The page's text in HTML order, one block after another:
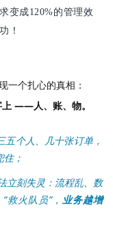
变成120%的管理效
！
一个扎心的真相：
——人、账、物。
五个人、几十张订单，
；
立刻失灵：流程乱、数
救火队员”，业务越增